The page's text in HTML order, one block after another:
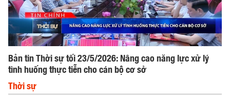
Bản tin Thời sự tối 23/5/2026: Nâng cao năng lực xử lý
tình huống thực tiễn cho cán bộ cơ sở
Thời sự